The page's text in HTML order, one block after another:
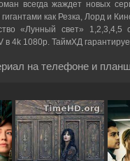
всегда жаждет новых
как Резка, Лорд и
«Лунный свет»
в 4k 1080p. ТаймХД
на телефоне и